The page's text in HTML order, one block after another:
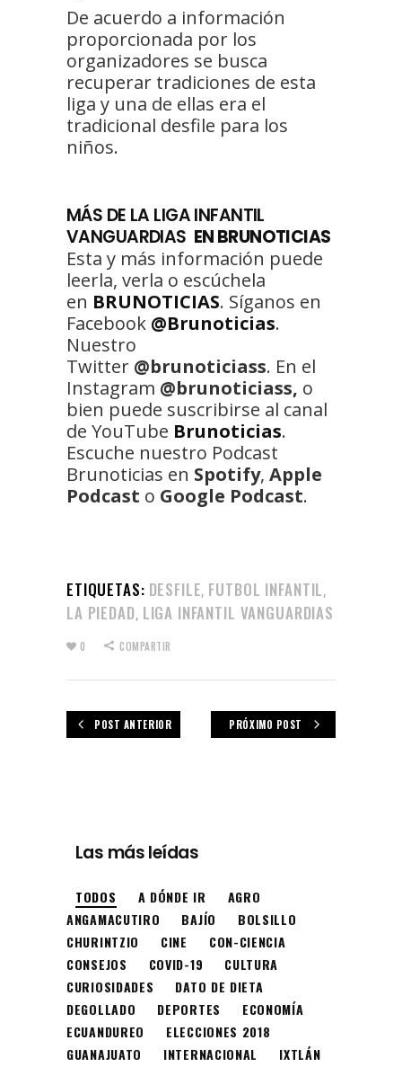
De acuerdo a información
proporcionada por los
organizadores se busca
recuperar tradiciones de esta
liga y una de ellas era el
tradicional desfile para los
niños.
MÁS DE LA LIGA INFANTIL
VANGUARDIAS EN BRUNOTICIAS
Esta y más información puede
leerla, verla o escúchela
en BRUNOTICIAS. Síganos en
Facebook @Brunoticias.
Nuestro
Twitter @brunoticiass. En el
Instagram @brunoticiass, o
bien puede suscribirse al canal
de YouTube Brunoticias.
Escuche nuestro Podcast
Brunoticias en Spotify, Apple
Podcast o Google Podcast.
ETIQUETAS: DESFILE, FUTBOL INFANTIL,
LA PIEDAD, LIGA INFANTIL VANGUARDIAS
0 COMPARTIR
POST ANTERIOR PRÓXIMO POST
Las más leídas
TODOS A DÓNDE IR
AGRO
ANGAMACUTIRO
BAJÍO
BOLSILLO
CHURINTZIO
CINE
CON-CIENCIA
CONSEJOS
COVID-19
CULTURA
CURIOSIDADES
DATO DE DIETA
DEGOLLADO
DEPORTES
ECONOMÍA
ECUANDUREO
ELECCIONES 2018
GUANAJUATO
INTERNACIONAL
IXTLÁN